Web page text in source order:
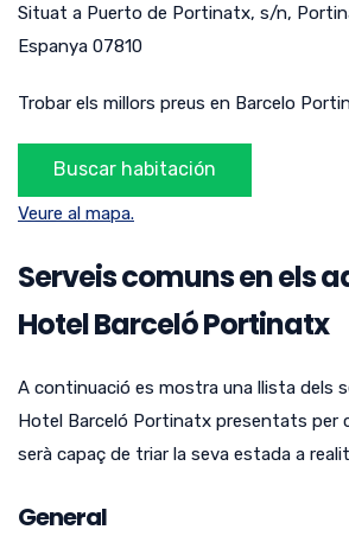
Situat a Puerto de Portinatx, s/n,
Espanya 07810
Trobar els millors preus en Barcelo
Veure al mapa.
Serveis comuns en els
Hotel Barceló Portinatx
A continuació es mostra una llista dels
Hotel Barceló Portinatx presentats per
serà capaç de triar la seva estada a
General